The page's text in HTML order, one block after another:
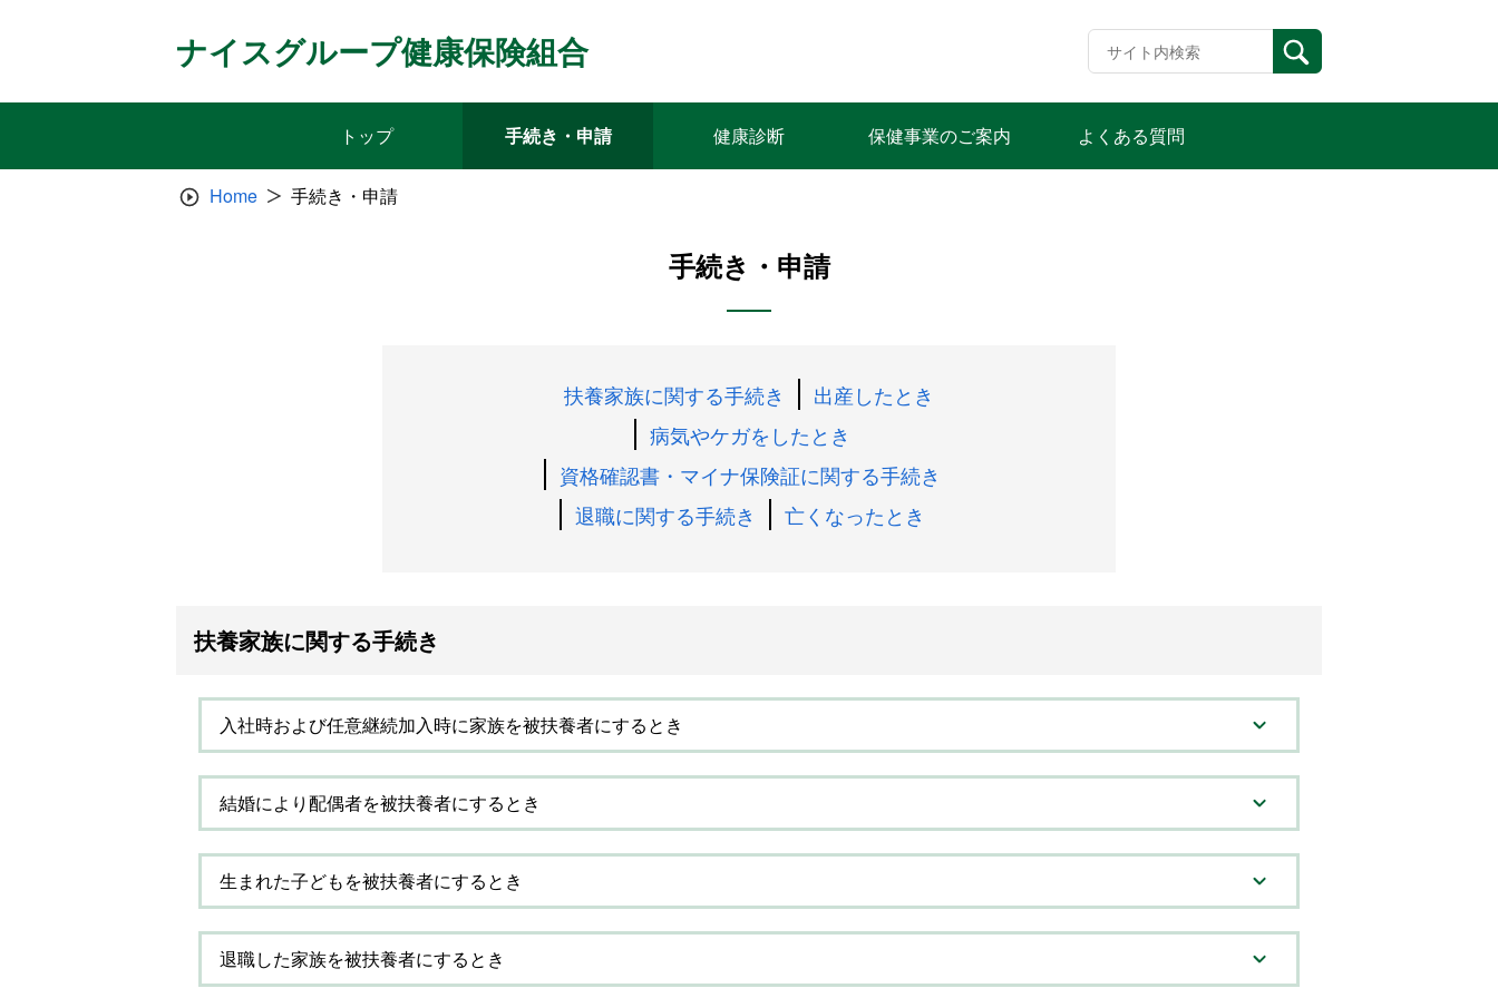
ナイスグループ健康保険組合
トップ 手続き・申請 健康診断 保健事業のご案内 よくある質問
Home 手続き・申請
手続き・申請
扶養家族に関する手続き
出産したとき
病気やケガをしたとき
資格確認書・マイナ保険証に関する手続き
退職に関する手続き
亡くなったとき
扶養家族に関する手続き
入社時および任意継続加入時に家族を被扶養者にするとき
結婚により配偶者を被扶養者にするとき
生まれた子どもを被扶養者にするとき
退職した家族を被扶養者にするとき